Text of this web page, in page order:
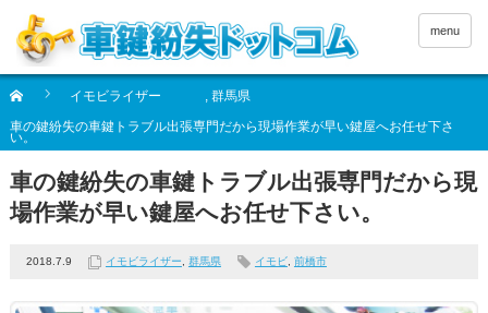
menu
イモビライザー , 群馬県
車の鍵紛失の車鍵トラブル出張専門だから現場作業が早い鍵屋へお任せ下さ
い。
車の鍵紛失の車鍵トラブル出張専門だから現
場作業が早い鍵屋へお任せ下さい。
2018.7.9 イモビライザー 群馬県 イモビ, 前橋市